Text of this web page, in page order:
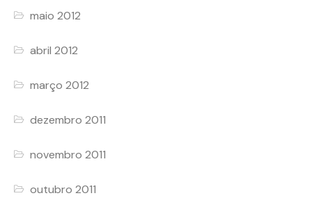
maio 2012
abril 2012
março 2012
dezembro 2011
novembro 2011
outubro 2011